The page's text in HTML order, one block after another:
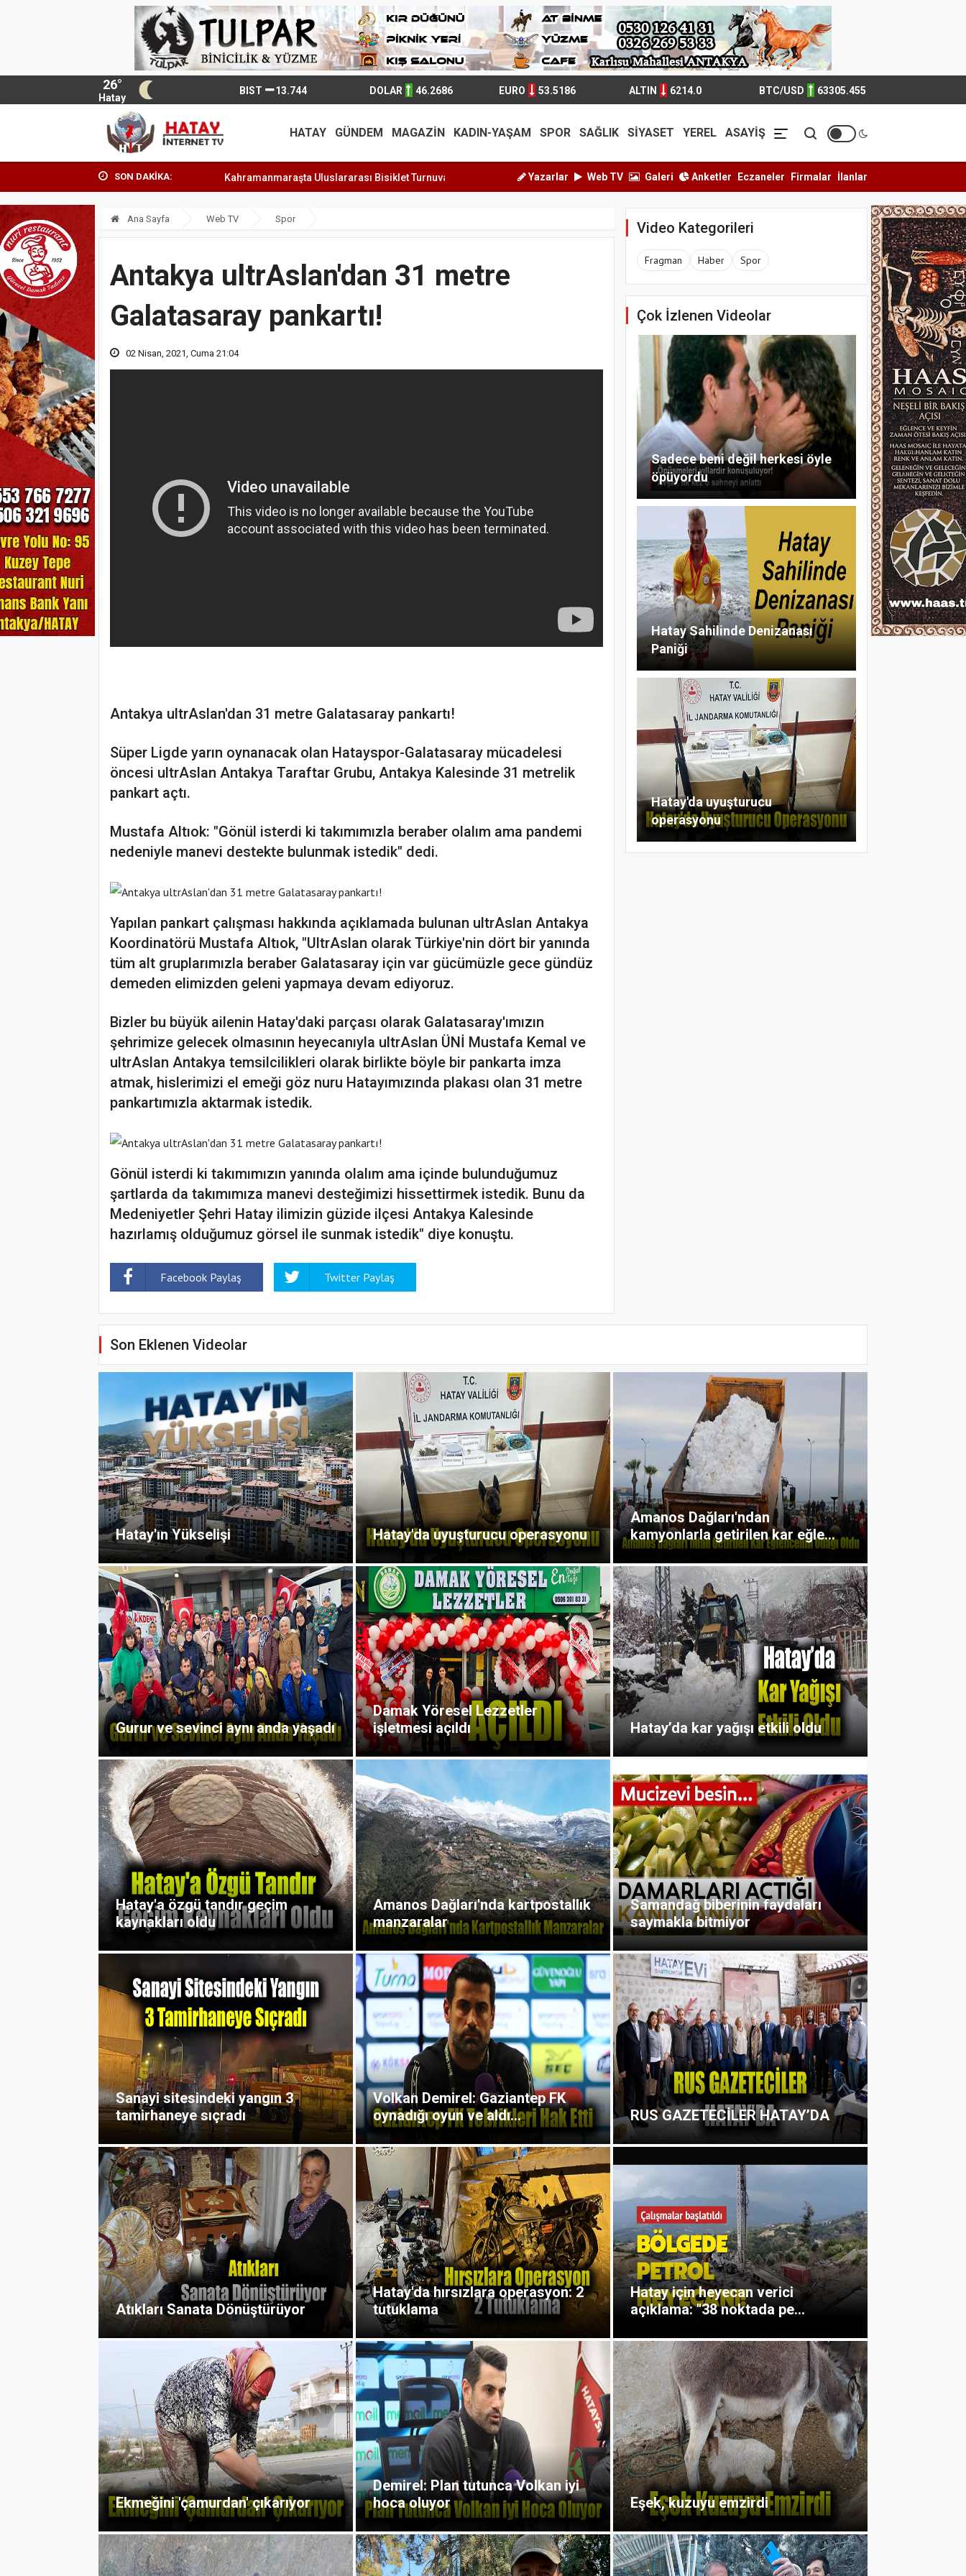
26°
Hatay
BIST 13.744 DOLAR 46.2686 EURO 53.5186 ALTIN 6214.0 BTC/USD 63305.455
HATAY GÜNDEM MAGAZİN KADIN-YAŞAM SPOR SAĞLIK SİYASET YEREL ASAYİŞ
SON DAKİKA:
Kahramanmaraşta Uluslararası Bisiklet Turnuva... 6 metrelik kuyuya düşen çocuk kendisini kurta... Alanyada balkonda çıkan yangın paniğe neden o... Kahramanmaraşta yılan
Yazarlar Web TV Galeri Anketler Eczaneler Firmalar İlanlar
Ana Sayfa Web TV Spor
Antakya ultrAslan'dan 31 metre
Galatasaray pankartı!
02 Nisan, 2021, Cuma 21:04
Antakya ultrAslan'dan 31 metre Galatasaray pankartı!
Süper Ligde yarın oynanacak olan Hatayspor-Galatasaray mücadelesi
öncesi ultrAslan Antakya Taraftar Grubu, Antakya Kalesinde 31 metrelik
pankart açtı.
Mustafa Altıok: "Gönül isterdi ki takımımızla beraber olalım ama pandemi
nedeniyle manevi destekte bulunmak istedik" dedi.
Yapılan pankart çalışması hakkında açıklamada bulunan ultrAslan Antakya
Koordinatörü Mustafa Altıok, "UltrAslan olarak Türkiye'nin dört bir yanında
tüm alt gruplarımızla beraber Galatasaray için var gücümüzle gece gündüz
demeden elimizden geleni yapmaya devam ediyoruz.
Bizler bu büyük ailenin Hatay'daki parçası olarak Galatasaray'ımızın
şehrimize gelecek olmasının heyecanıyla ultrAslan ÜNİ Mustafa Kemal ve
ultrAslan Antakya temsilcilikleri olarak birlikte böyle bir pankarta imza
atmak, hislerimizi el emeği göz nuru Hatayımızında plakası olan 31 metre
pankartımızla aktarmak istedik.
Gönül isterdi ki takımımızın yanında olalım ama içinde bulunduğumuz
şartlarda da takımımıza manevi desteğimizi hissettirmek istedik. Bunu da
Medeniyetler Şehri Hatay ilimizin güzide ilçesi Antakya Kalesinde
hazırlamış olduğumuz görsel ile sunmak istedik" diye konuştu.
Facebook Paylaş Twitter Paylaş
Video Kategorileri
Fragman Haber Spor
Çok İzlenen Videolar
Sadece beni değil herkesi öyle
öpüyordu
Hatay Sahilinde Denizanası
Paniği
Hatay'da uyuşturucu
operasyonu
Son Eklenen Videolar
Hatay'ın Yükselişi Hatay'da uyuşturucu operasyonu
Amanos Dağları'ndan
kamyonlarla getirilen kar eğle...
Gurur ve sevinci aynı anda yaşadı
Damak Yöresel Lezzetler
işletmesi açıldı
Hatay’da kar yağışı etkili oldu
Hatay'a özgü tandır geçim
kaynakları oldu
Amanos Dağları'nda kartpostallık
manzaralar
Samandağ biberinin faydaları
saymakla bitmiyor
Sanayi sitesindeki yangın 3
tamirhaneye sıçradı
Volkan Demirel: Gaziantep FK
oynadığı oyun ve aldı...
RUS GAZETECİLER HATAY’DA
Atıkları Sanata Dönüştürüyor
Hatay'da hırsızlara operasyon: 2
tutuklama
Hatay için heyecan verici
açıklama: "38 noktada pe...
Ekmeğini 'çamurdan' çıkarıyor
Demirel: Plan tutunca Volkan iyi
hoca oluyor
Eşek, kuzuyu emzirdi